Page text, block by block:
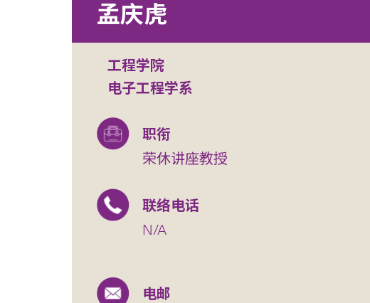
孟庆虎
工程学院
电子工程学系
职衔
荣休讲座教授
联络电话
N/A
电邮